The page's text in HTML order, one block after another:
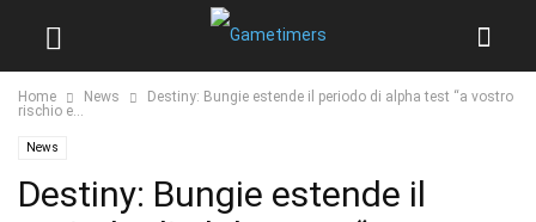
Home News
Destiny: Bungie estende il periodo di alpha test “a vostro
rischio e...
News
Destiny: Bungie estende il